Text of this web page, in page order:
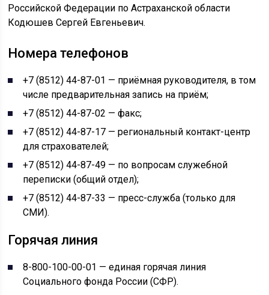
Российской Федерации по Астраханской области
Кодюшев Сергей Евгеньевич.
Номера телефонов
+7 (8512) 44-87-01 — приёмная руководителя, в том
числе предварительная запись на приём;
+7 (8512) 44-87-02 — факс;
+7 (8512) 44-87-17 — региональный контакт-центр
для страхователей;
+7 (8512) 44-87-49 — по вопросам служебной
переписки (общий отдел);
+7 (8512) 44-87-33 — пресс-служба (только для
СМИ).
Горячая линия
8-800-100-00-01 — единая горячая линия
Социального фонда России (СФР).